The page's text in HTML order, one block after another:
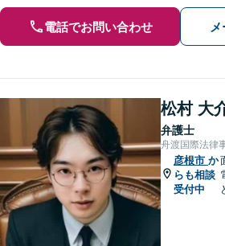
電話でお問い合わせ
松村 大
弁護士
舟渡国際法律
彦根市 か
らも相談
受付中